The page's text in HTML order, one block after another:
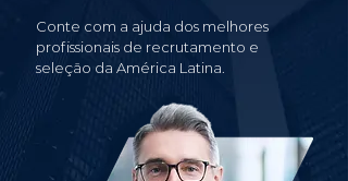
Conte com a ajuda dos melhores
profissionais de recrutamento e
seleção da América Latina.